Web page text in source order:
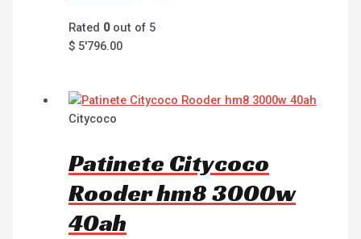
Rated 0out of 5
$ 5'796.00
Citycoco
Patinete Citycoco
Rooder hm8 3000w
40ah